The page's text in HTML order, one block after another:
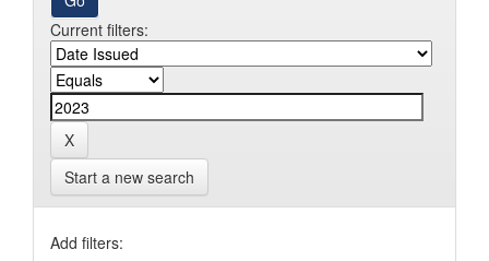
Current filters:
Start a new search
Add filters: